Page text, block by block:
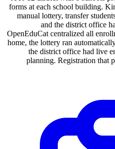
forms at each school building.
manual lottery, transfer
and the district office
OpenEduCat centralized all
home, the lottery ran
the district office had live
planning. Registration that